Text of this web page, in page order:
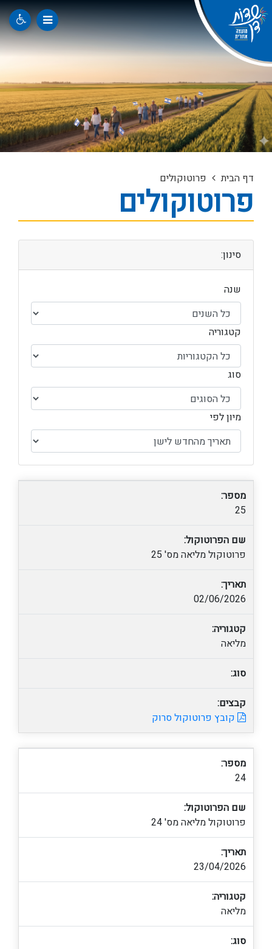
דף הבית פרוטוקולים
פרוטוקולים
סינון:
שנה
קטגוריה
סוג
מיון לפי
מספר:
25
שם הפרוטוקול:
פרוטוקול מליאה מס' 25
תאריך:
02/06/2026
קטגוריה:
מליאה
סוג:
קבצים:
קובץ פרוטוקול סרוק
מספר:
24
שם הפרוטוקול:
פרוטוקול מליאה מס' 24
תאריך:
23/04/2026
קטגוריה:
מליאה
סוג: